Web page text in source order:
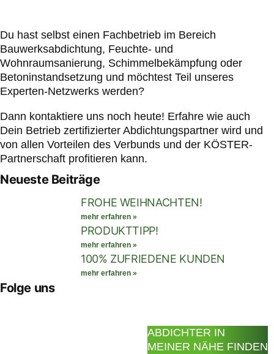
Du hast selbst einen Fachbetrieb im Bereich
Bauwerksabdichtung, Feuchte- und
Wohnraumsanierung, Schimmelbekämpfung oder
Betoninstandsetzung und möchtest Teil unseres
Experten-Netzwerks werden?
Dann kontaktiere uns noch heute! Erfahre wie auch
Dein Betrieb zertifizierter Abdichtungspartner wird und
von allen Vorteilen des Verbunds und der KÖSTER-
Partnerschaft profitieren kann.
Neueste Beiträge
FROHE WEIHNACHTEN!
mehr erfahren »
PRODUKTTIPP!
mehr erfahren »
100% ZUFRIEDENE KUNDEN
mehr erfahren »
Folge uns
ABDICHTER IN
MEINER NÄHE FINDEN